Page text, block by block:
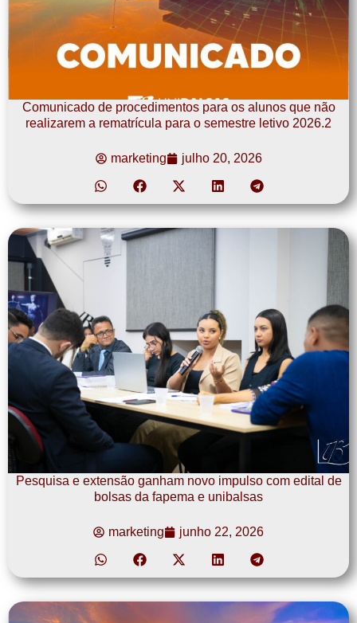
Comunicado de procedimentos para os alunos que não
realizarem a rematrícula para o semestre letivo 2026.2
marketing julho 20, 2026
Pesquisa e extensão ganham novo impulso com edital de
bolsas da fapema e unibalsas
marketing junho 22, 2026